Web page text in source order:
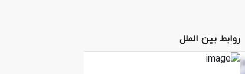
روابط بین الملل